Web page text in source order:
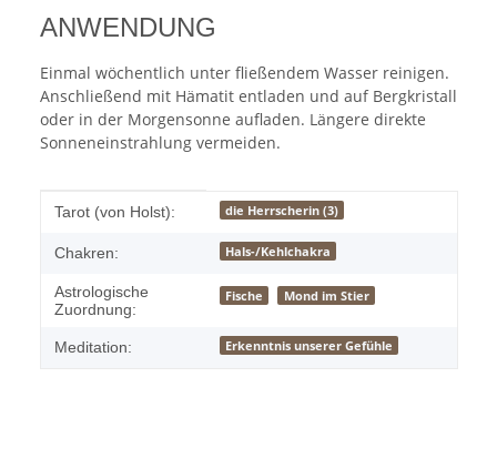
ANWENDUNG
Einmal wöchentlich unter fließendem Wasser reinigen.
Anschließend mit Hämatit entladen und auf Bergkristall
oder in der Morgensonne aufladen. Längere direkte
Sonneneinstrahlung vermeiden.
Produkteigenschaft
Wert
Tarot (von Holst): die Herrscherin (3)
Chakren: Hals-/Kehlchakra
Astrologische
Zuordnung:
Fische Mond im Stier
Meditation: Erkenntnis unserer Gefühle